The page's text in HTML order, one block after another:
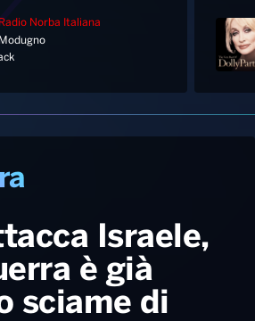
Hit Dance
e Spettacolo
Consiglia
Novità
News TV
Norba Italiana
Israele,
è già
sciame di